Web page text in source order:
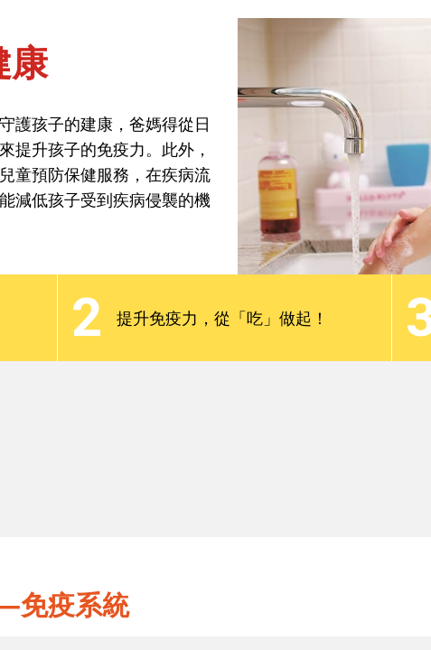
焦點話題
康
護孩子的建康，爸媽得從日
提升孩子的免疫力。此外，
童預防保健服務，在疾病流
減低孩子受到疾病侵襲的機
2 提升免疫力，從「吃」做起！
康
提升孩子的免疫力。此外，
童預防保健服務，在疾病流
減低孩子受到疾病侵襲的機
免疫系統